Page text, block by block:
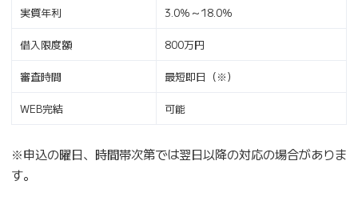
実質年利 3.0％～18.0％
借入限度額 800万円
審査時間 最短即日（※）
WEB完結 可能
※申込の曜日、時間帯次第では翌日以降の対応の場合がありま
す。